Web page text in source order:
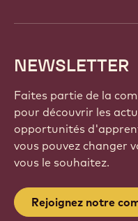
NEWSLETTER
Faites partie de la
pour découvrir les
opportunités
vous pouvez changer
vous le souhaitez.
Rejoignez notre